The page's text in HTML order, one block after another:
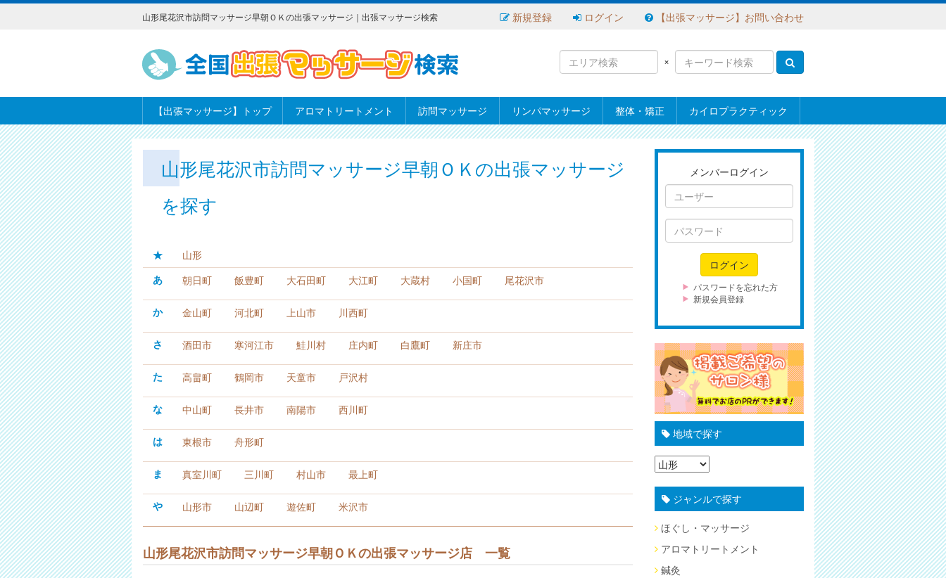
山形尾花沢市訪問マッサージ早朝ＯＫの出張マッサージ｜出張マッサージ検索 新規登録 ログイン 【出張マッサージ】お問い合わせ
×
【出張マッサージ】トップ アロマトリートメント 訪問マッサージ リンパマッサージ 整体・矯正 カイロプラクティック
山形尾花沢市訪問マッサージ早朝ＯＫの出張マッサージ
を探す
★
山形
あ
朝日町 飯豊町 大石田町 大江町 大蔵村 小国町 尾花沢市
か 金山町 河北町 上山市 川西町
さ 酒田市 寒河江市 鮭川村 庄内町 白鷹町 新庄市
た 高畠町 鶴岡市 天童市 戸沢村
な 中山町 長井市 南陽市 西川町
は 東根市 舟形町
ま 真室川町 三川町 村山市 最上町
や 山形市 山辺町 遊佐町 米沢市
山形尾花沢市訪問マッサージ早朝ＯＫの出張マッサージ店 一覧
メンバーログイン
ザ
ワ
ー
ド
ログイン
パスワードを忘れた方
新規会員登録
地域で探す
ジャンルで探す
ほぐし・マッサージ
アロマトリートメント
鍼灸